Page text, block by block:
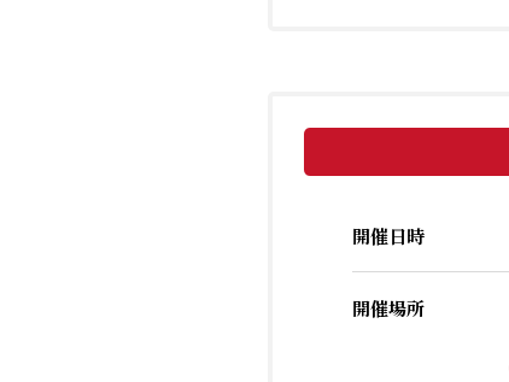
開催日時
開催場所